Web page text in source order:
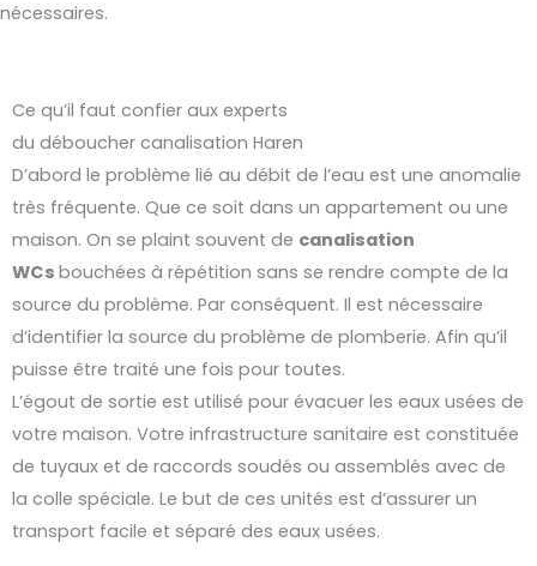
nécessaires.
Ce qu’il faut confier aux experts
du déboucher canalisation Haren
D’abord le problème lié au débit de l’eau est une anomalie
très fréquente. Que ce soit dans un appartement ou une
maison. On se plaint souvent de canalisation
WCs bouchées à répétition sans se rendre compte de la
source du problème. Par conséquent. Il est nécessaire
d’identifier la source du problème de plomberie. Afin qu’il
puisse être traité une fois pour toutes.
L’égout de sortie est utilisé pour évacuer les eaux usées de
votre maison. Votre infrastructure sanitaire est constituée
de tuyaux et de raccords soudés ou assemblés avec de
la colle spéciale. Le but de ces unités est d’assurer un
transport facile et séparé des eaux usées.